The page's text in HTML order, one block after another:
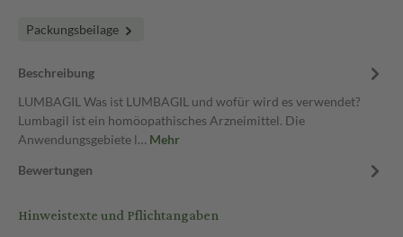
Packungsbeilage
Beschreibung
LUMBAGIL Was ist LUMBAGIL und wofür wird es verwendet?
Lumbagil ist ein homöopathisches Arzneimittel. Die
Anwendungsgebiete l… Mehr
Bewertungen
Hinweistexte und Pflichtangaben